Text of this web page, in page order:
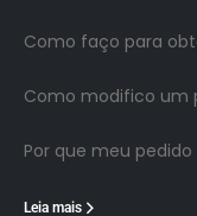
Como faço para
Como modifico um
Por que meu
Leia mais